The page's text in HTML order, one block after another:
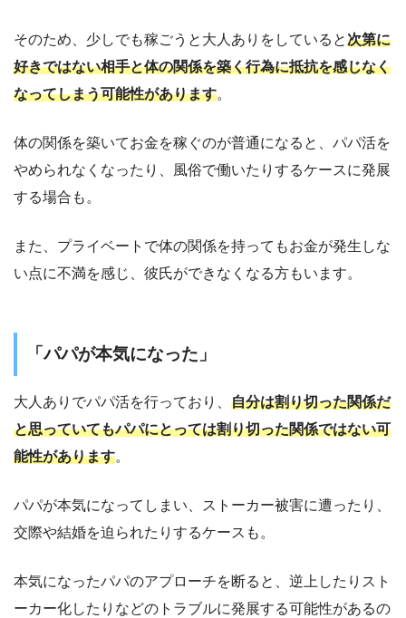
そのため、少しでも稼ごうと大人ありをしていると次第に
好きではない相手と体の関係を築く行為に抵抗を感じなく
なってしまう可能性があります。
体の関係を築いてお金を稼ぐのが普通になると、パパ活を
やめられなくなったり、風俗で働いたりするケースに発展
する場合も。
また、プライベートで体の関係を持ってもお金が発生しな
い点に不満を感じ、彼氏ができなくなる方もいます。
「パパが本気になった」
大人ありでパパ活を行っており、 自分は割り切った関係だ
と思っていてもパパにとっては割り切った関係ではない可
能性があります。
パパが本気になってしまい、ストーカー被害に遭ったり、
交際や結婚を迫られたりするケースも。
本気になったパパのアプローチを断ると、逆上したりスト
ーカー化したりなどのトラブルに発展する可能性があるの